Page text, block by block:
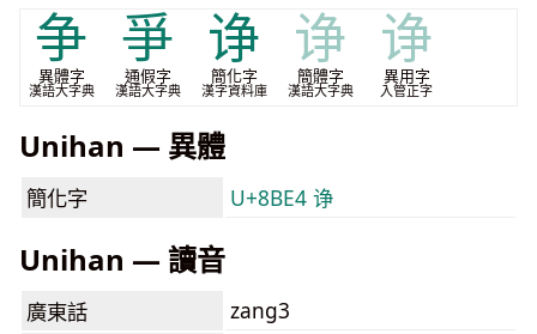
争
異體字
漢語大字典
爭
通假字
漢語大字典
诤
簡化字
漢字資料庫
诤
簡體字
漢語大字典
诤
異用字
入管正字
Unihan — 異體
簡化字 U+8BE4 诤
Unihan — 讀音
廣東話
zang3